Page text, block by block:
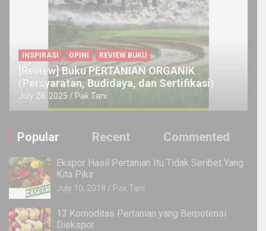
INSPIRASI OPINI REVIEW BUKU
[Review] Buku PERTANIAN ORGANIK
(Persyaratan, Budidaya, dan Sertifikasi)
July 28, 2025 Pak Tani
Popular Recent Commented
Ekspor Hasil Pertanian Itu Tidak Seribet Yang
Kita Pikir
July 10, 2018 Pak Tani
13 Komoditas Pertanian yang Berpotensi
Diekspor